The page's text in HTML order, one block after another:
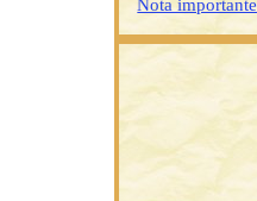
Nota importante